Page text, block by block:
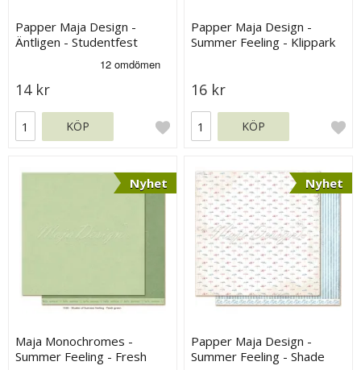
Papper Maja Design -
Äntligen - Studentfest
14 kr
KÖP
Papper Maja Design -
Summer Feeling - Klippark
16 kr
KÖP
Nyhet
Maja Monochromes -
Summer Feeling - Fresh
Nyhet
Papper Maja Design -
Summer Feeling - Shade